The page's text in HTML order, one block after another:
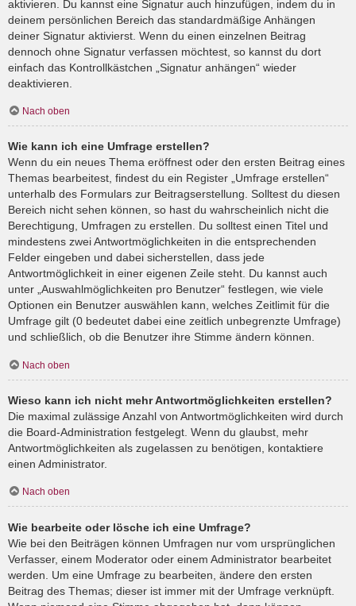
aktivieren. Du kannst eine Signatur auch hinzufügen, indem du in
deinem persönlichen Bereich das standardmäßige Anhängen
deiner Signatur aktivierst. Wenn du einen einzelnen Beitrag
dennoch ohne Signatur verfassen möchtest, so kannst du dort
einfach das Kontrollkästchen „Signatur anhängen“ wieder
deaktivieren.
Nach oben
Wie kann ich eine Umfrage erstellen?
Wenn du ein neues Thema eröffnest oder den ersten Beitrag eines
Themas bearbeitest, findest du ein Register „Umfrage erstellen“
unterhalb des Formulars zur Beitragserstellung. Solltest du diesen
Bereich nicht sehen können, so hast du wahrscheinlich nicht die
Berechtigung, Umfragen zu erstellen. Du solltest einen Titel und
mindestens zwei Antwortmöglichkeiten in die entsprechenden
Felder eingeben und dabei sicherstellen, dass jede
Antwortmöglichkeit in einer eigenen Zeile steht. Du kannst auch
unter „Auswahlmöglichkeiten pro Benutzer“ festlegen, wie viele
Optionen ein Benutzer auswählen kann, welches Zeitlimit für die
Umfrage gilt (0 bedeutet dabei eine zeitlich unbegrenzte Umfrage)
und schließlich, ob die Benutzer ihre Stimme ändern können.
Nach oben
Wieso kann ich nicht mehr Antwortmöglichkeiten erstellen?
Die maximal zulässige Anzahl von Antwortmöglichkeiten wird durch
die Board-Administration festgelegt. Wenn du glaubst, mehr
Antwortmöglichkeiten als zugelassen zu benötigen, kontaktiere
einen Administrator.
Nach oben
Wie bearbeite oder lösche ich eine Umfrage?
Wie bei den Beiträgen können Umfragen nur vom ursprünglichen
Verfasser, einem Moderator oder einem Administrator bearbeitet
werden. Um eine Umfrage zu bearbeiten, ändere den ersten
Beitrag des Themas; dieser ist immer mit der Umfrage verknüpft.